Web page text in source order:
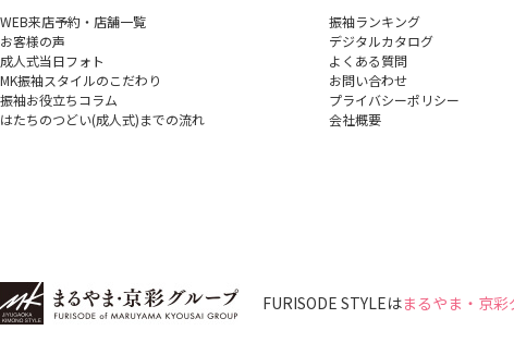
WEB来店予約・店舗一覧
お客様の声
成人式当日フォト
MK振袖スタイルのこだわり
振袖お役立ちコラム
はたちのつどい(成人式)までの流れ
振袖ランキング
デジタルカタログ
よくある質問
お問い合わせ
プライバシーポリシー
会社概要
FURISODE STYLEはまるやま・京彩